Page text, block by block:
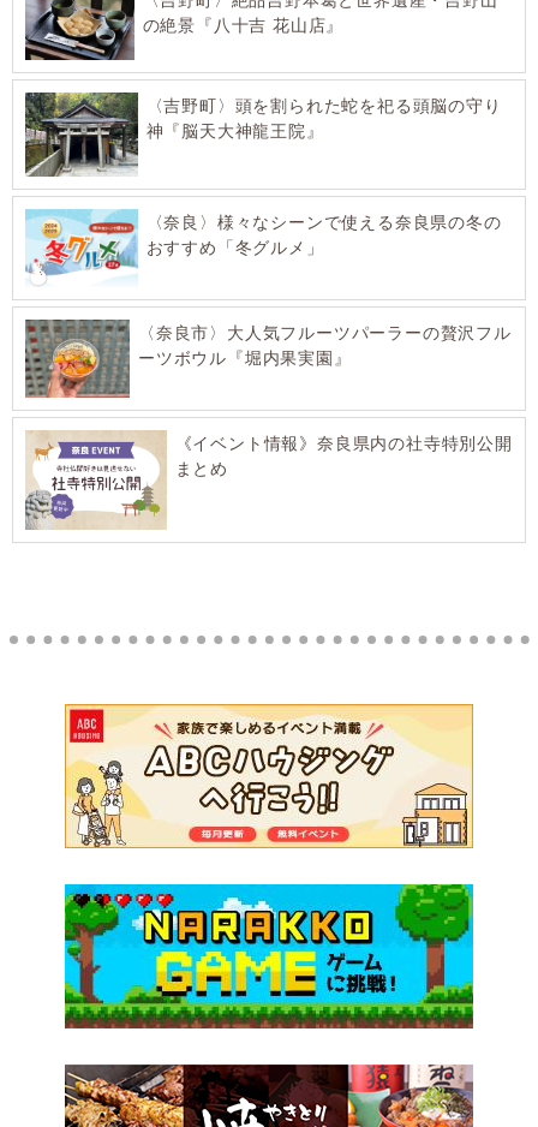
の絶景『八十吉 花山店』
〈吉野町〉頭を割られた蛇を祀る頭脳の守り
神『脳天大神龍王院』
〈奈良〉様々なシーンで使える奈良県の冬の
おすすめ「冬グルメ」
〈奈良市〉大人気フルーツパーラーの贅沢フル
ーツボウル『堀内果実園』
《イベント情報》奈良県内の社寺特別公開
まとめ